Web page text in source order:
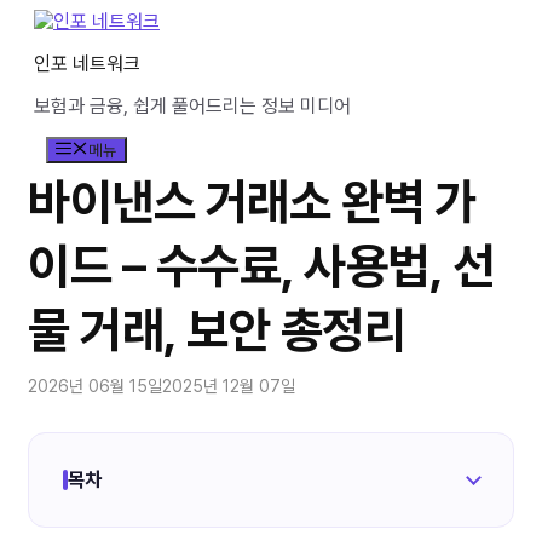
인포 네트워크
보험과 금융, 쉽게 풀어드리는 정보 미디어
메뉴
바이낸스 거래소 완벽 가
이드 – 수수료, 사용법, 선
물 거래, 보안 총정리
2026년 06월 15일2025년 12월 07일
목차